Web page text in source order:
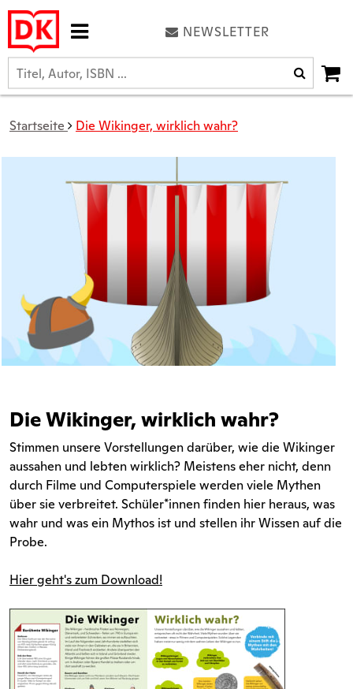
NEWSLETTER
Startseite Die Wikinger, wirklich wahr?
Die Wikinger, wirklich wahr?
Stimmen unsere Vorstellungen darüber, wie die Wikinger
aussahen und lebten wirklich? Meistens eher nicht, denn
durch Filme und Computerspiele werden viele Mythen
über sie verbreitet. Schüler*innen finden hier heraus, was
wahr und was ein Mythos ist und stellen ihr Wissen auf die
Probe.
Hier geht's zum Download!